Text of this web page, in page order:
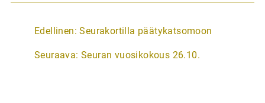
A
t
Edellinen: Seurakortilla päätykatsomoon
Seuraava: Seuran vuosikokous 26.10.